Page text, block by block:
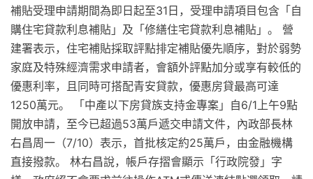
補貼受理申請期間為即日起至31日，受理申請項目包含「自
購住宅貸款利息補貼」及「修繕住宅貸款利息補貼」。 營
建署表示，住宅補貼採取評點排定補貼優先順序，對於弱勢
家庭及特殊經濟需求申請者，會額外評點加分或享有較低的
優惠利率，且同時可搭配青安貸款，優惠房貸最高可達
1250萬元。 「中產以下房貸族支持金專案」自6/1上午9點
開放申請，至今已超過53萬戶遞交申請文件，內政部長林
右昌周一（7/10）表示，首批核定約25萬戶，由金融機構
直接撥款。 林右昌說，帳戶存摺會顯示「行政院發」字